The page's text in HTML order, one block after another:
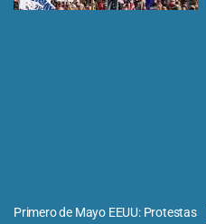
Primero de Mayo EEUU: Protestas